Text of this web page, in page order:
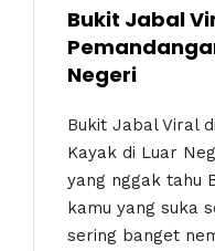
Bukit Jabal
Negeri
Bukit Jabal Viral
Kayak di Luar
yang nggak tahu
kamu yang suka
sering banget